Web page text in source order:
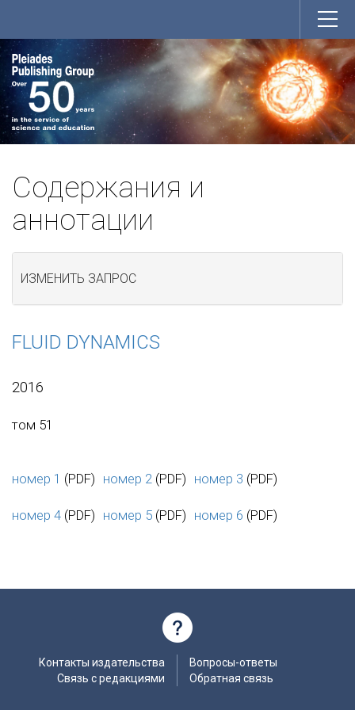
Содержания и
аннотации
ИЗМЕНИТЬ ЗАПРОС
FLUID DYNAMICS
2016
том 51
номер 1 (PDF) номер 2 (PDF) номер 3 (PDF)
номер 4 (PDF) номер 5 (PDF) номер 6 (PDF)
Контакты издательства
Связь с редакциями
Вопросы-ответы
Обратная связь